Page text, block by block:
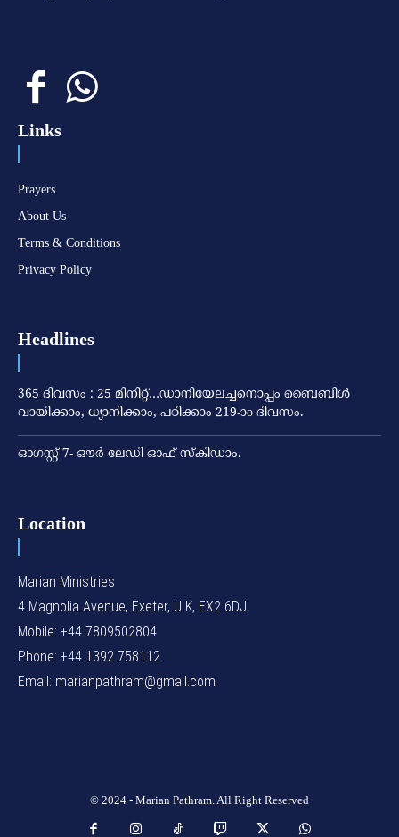
Links
Prayers
About Us
Terms & Conditions
Privacy Policy
Headlines
365 ദിവസം : 25 മിനിറ്റ്…ഡാനിയേലച്ചനൊപ്പം ബൈബിൾ
വായിക്കാം, ധ്യാനിക്കാം, പഠിക്കാം 219-ാo ദിവസം.
ഓഗസ്റ്റ് 7- ഔര്‍ ലേഡി ഓഫ് സ്‌കിഡാം.
Location
Marian Ministries
4 Magnolia Avenue, Exeter, U K, EX2 6DJ
Mobile: +44 7809502804
Phone: +44 1392 758112
Email: marianpathram@gmail.com
© 2024 - Marian Pathram. All Right Reserved